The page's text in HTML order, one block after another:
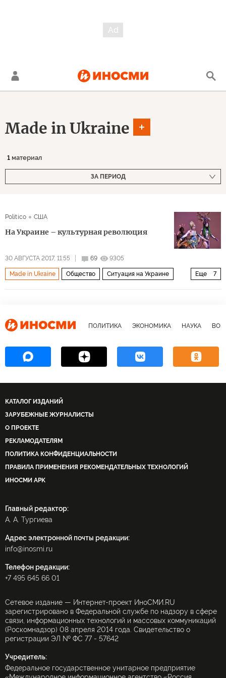
Made in Ukraine
1 материал
ЗА ПЕРИОД
Politico США
На Украине – культурная революция
30 АВГУСТА 2017, 11:55 69 9305
Еще 7
Made in Ukraine Общество Ситуация на Украине
майдан ПОЛИТИКА ЭКОНОМИКА НАУКА
КАТАЛОГ ИЗДАНИЙ
ЗАРУБЕЖНЫЕ ЖУРНАЛИСТЫ
О ПРОЕКТЕ
РЕКЛАМОДАТЕЛЯМ
ПОЛИТИКА КОНФИДЕНЦИАЛЬНОСТИ
ПРАВИЛА ПРИМЕНЕНИЯ РЕКОМЕНДАТЕЛЬНЫХ ТЕХНОЛОГИЙ
ИНОСМИ APK
Главный редактор:
А. А. Тургиева
Адрес электронной почты редакции:
info@inosmi.ru
Телефон редакции:
+7 495 645 66 01
Сетевое издание — Интернет-проект ИноСМИ.RU
зарегистрировано в Федеральной службе по надзору в сфере
связи, информационных технологий и массовых коммуникаций
(Роскомнадзор) 08 апреля 2014 года. Свидетельство о
регистрации ЭЛ № ФС 77 - 57642
Учредитель:
Федеральное государственное унитарное предприятие